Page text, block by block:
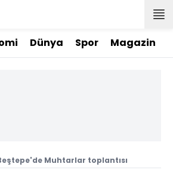
Dünya Spor Magazin
Muhtarlar toplantısı